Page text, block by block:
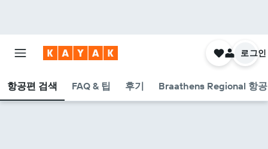
항공편 검색 FAQ & 팁 후기 Braathens Regional 항
로그인